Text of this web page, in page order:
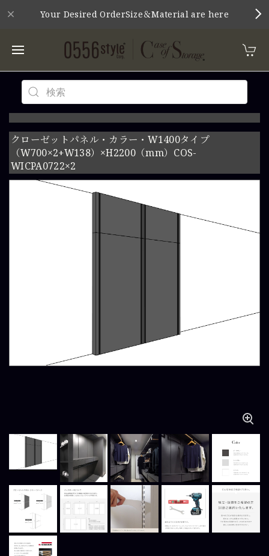
Your Desired OrderSize＆Material are here
クローゼットパネル・カラー・W1400タイプ
（W700×2+W138）×H2200（mm）COS-
WICPA0722×2